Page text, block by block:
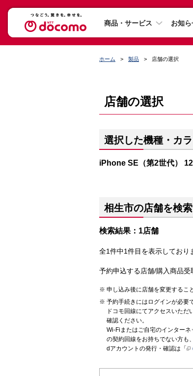
商品・サービス お知ら
ホーム 製品 店舗の選択
店舗の選択
選択した機種・カ
iPhone SE（第2世代）
相生市の店舗を検
検索結果：1店舗
全1件中1件目を表示しており
予約申込する店舗/購入商品受
申し込み後に店舗を変更するこ
予約手続きにはログインが必要
ドコモ回線にてアクセスいた
確認ください。
Wi-Fiまたはご自宅のインター
の契約回線をお持ちでない方も
dアカウントの発行・確認は「